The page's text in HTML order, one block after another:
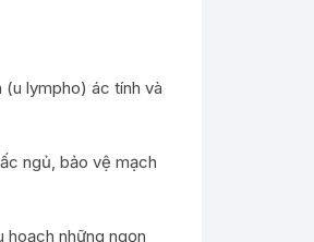
lympho) ác tính và
ngủ, bảo vệ mạch
hoạch những ngọn